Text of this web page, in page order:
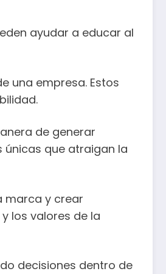
ayudar a educar al
una empresa. Estos
de generar
únicas que atraigan la
marca y crear
los valores de la
decisiones dentro de